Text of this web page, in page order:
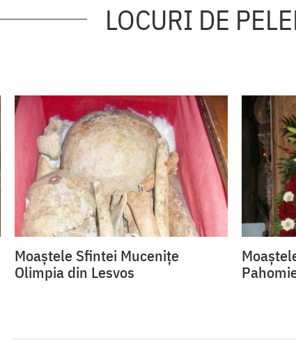
LOCURI DE
Moaștele Sfintei Mucenițe
Olimpia din Lesvos